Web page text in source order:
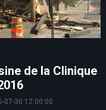
de la Clinique
07-30 12:00:00